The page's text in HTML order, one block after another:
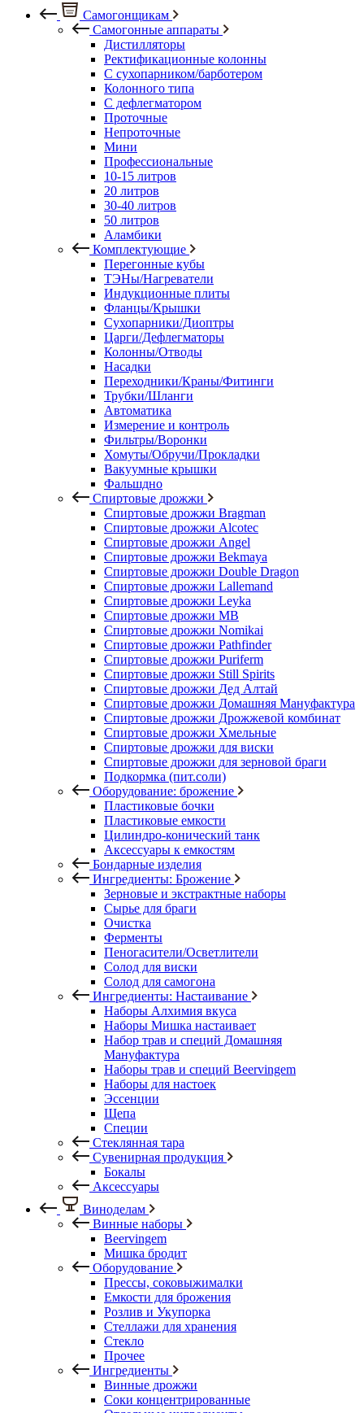
Самогонщикам
Самогонные аппараты
Дистилляторы
Ректификационные колонны
С сухопарником/барботером
Колонного типа
С дефлегматором
Проточные
Непроточные
Мини
Профессиональные
10-15 литров
20 литров
30-40 литров
50 литров
Аламбики
Комплектующие
Перегонные кубы
ТЭНы/Нагреватели
Индукционные плиты
Фланцы/Крышки
Сухопарники/Диоптры
Царги/Дефлегматоры
Колонны/Отводы
Насадки
Переходники/Краны/Фитинги
Трубки/Шланги
Автоматика
Измерение и контроль
Фильтры/Воронки
Хомуты/Обручи/Прокладки
Вакуумные крышки
Фальшдно
Спиртовые дрожжи
Спиртовые дрожжи Bragman
Спиртовые дрожжи Alcotec
Спиртовые дрожжи Angel
Спиртовые дрожжи Bekmaya
Спиртовые дрожжи Double Dragon
Спиртовые дрожжи Lallemand
Спиртовые дрожжи Leyka
Спиртовые дрожжи MB
Спиртовые дрожжи Nomikai
Спиртовые дрожжи Pathfinder
Спиртовые дрожжи Puriferm
Спиртовые дрожжи Still Spirits
Спиртовые дрожжи Дед Алтай
Спиртовые дрожжи Домашняя Мануфактура
Спиртовые дрожжи Дрожжевой комбинат
Спиртовые дрожжи Хмельные
Спиртовые дрожжи для виски
Спиртовые дрожжи для зерновой браги
Подкормка (пит.соли)
Оборудование: брожение
Пластиковые бочки
Пластиковые емкости
Цилиндро-конический танк
Аксессуары к емкостям
Бондарные изделия
Ингредиенты: Брожение
Зерновые и экстрактные наборы
Сырье для браги
Очистка
Ферменты
Пеногасители/Осветлители
Солод для виски
Солод для самогона
Ингредиенты: Настаивание
Наборы Алхимия вкуса
Наборы Мишка настаивает
Набор трав и специй Домашняя
Мануфактура
Наборы трав и специй Beervingem
Наборы для настоек
Эссенции
Щепа
Специи
Стеклянная тара
Сувенирная продукция
Бокалы
Аксессуары
Виноделам
Винные наборы
Beervingem
Мишка бродит
Оборудование
Прессы, соковыжималки
Емкости для брожения
Розлив и Укупорка
Стеллажи для хранения
Стекло
Прочее
Ингредиенты
Винные дрожжи
Соки концентрированные